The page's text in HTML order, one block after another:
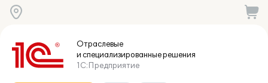
Отраслевые
и специализированныерешения
1С:Предприятие